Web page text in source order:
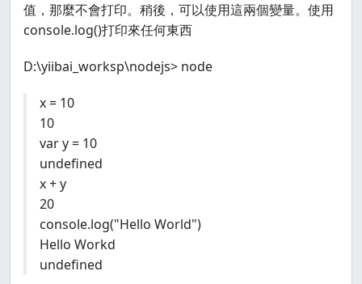
值，那麼不會打印。稍後，可以使用這兩個變量。使用
console.log()打印來任何東西
D:\yiibai_worksp\nodejs> node
x = 10
10
var y = 10
undefined
x + y
20
console.log("Hello World")
Hello Workd
undefined